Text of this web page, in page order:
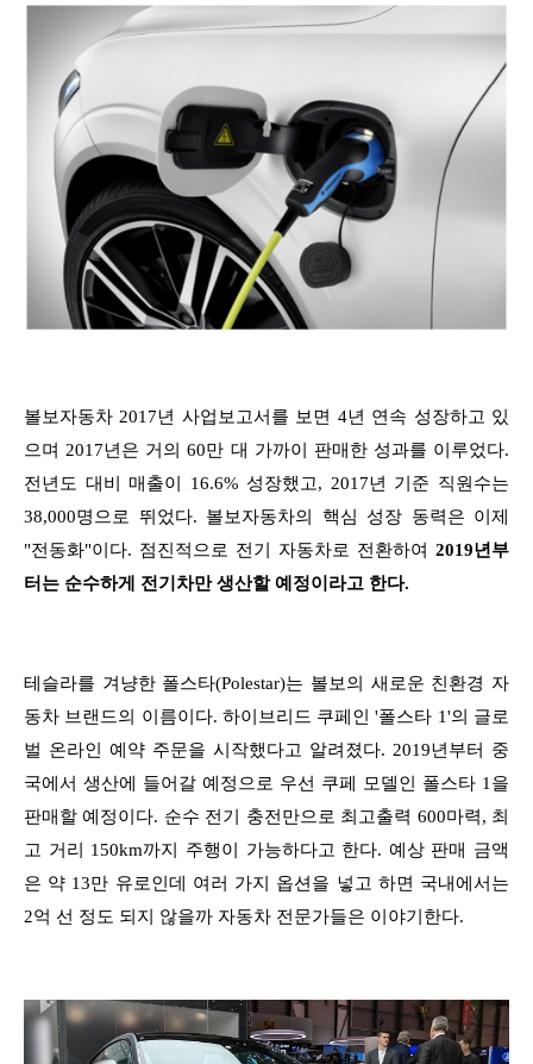
볼보자동차 2017년 사업보고서를 보면 4년 연속 성장하고 있
으며 2017년은 거의 60만 대 가까이 판매한 성과를 이루었다.
전년도 대비 매출이 16.6% 성장했고, 2017년 기준 직원수는
38,000명으로 뛰었다. 볼보자동차의 핵심 성장 동력은 이제
"전동화"이다. 점진적으로 전기 자동차로 전환하여 2019년부
터는 순수하게 전기차만 생산할 예정이라고 한다.
테슬라를 겨냥한 폴스타(Polestar)는 볼보의 새로운 친환경 자
동차 브랜드의 이름이다. 하이브리드 쿠페인 '폴스타 1'의 글로
벌 온라인 예약 주문을 시작했다고 알려졌다. 2019년부터 중
국에서 생산에 들어갈 예정으로 우선 쿠페 모델인 폴스타 1을
판매할 예정이다. 순수 전기 충전만으로 최고출력 600마력, 최
고 거리 150km까지 주행이 가능하다고 한다. 예상 판매 금액
은 약 13만 유로인데 여러 가지 옵션을 넣고 하면 국내에서는
2억 선 정도 되지 않을까 자동차 전문가들은 이야기한다.